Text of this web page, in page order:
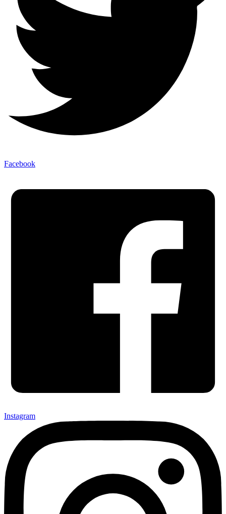
Facebook
Instagram